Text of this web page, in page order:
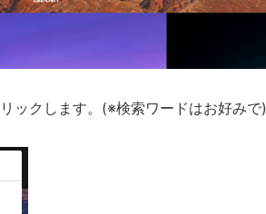
ックします。(※検索ワードはお好みで)